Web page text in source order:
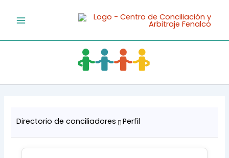
Directorio de conciliadores Perfil